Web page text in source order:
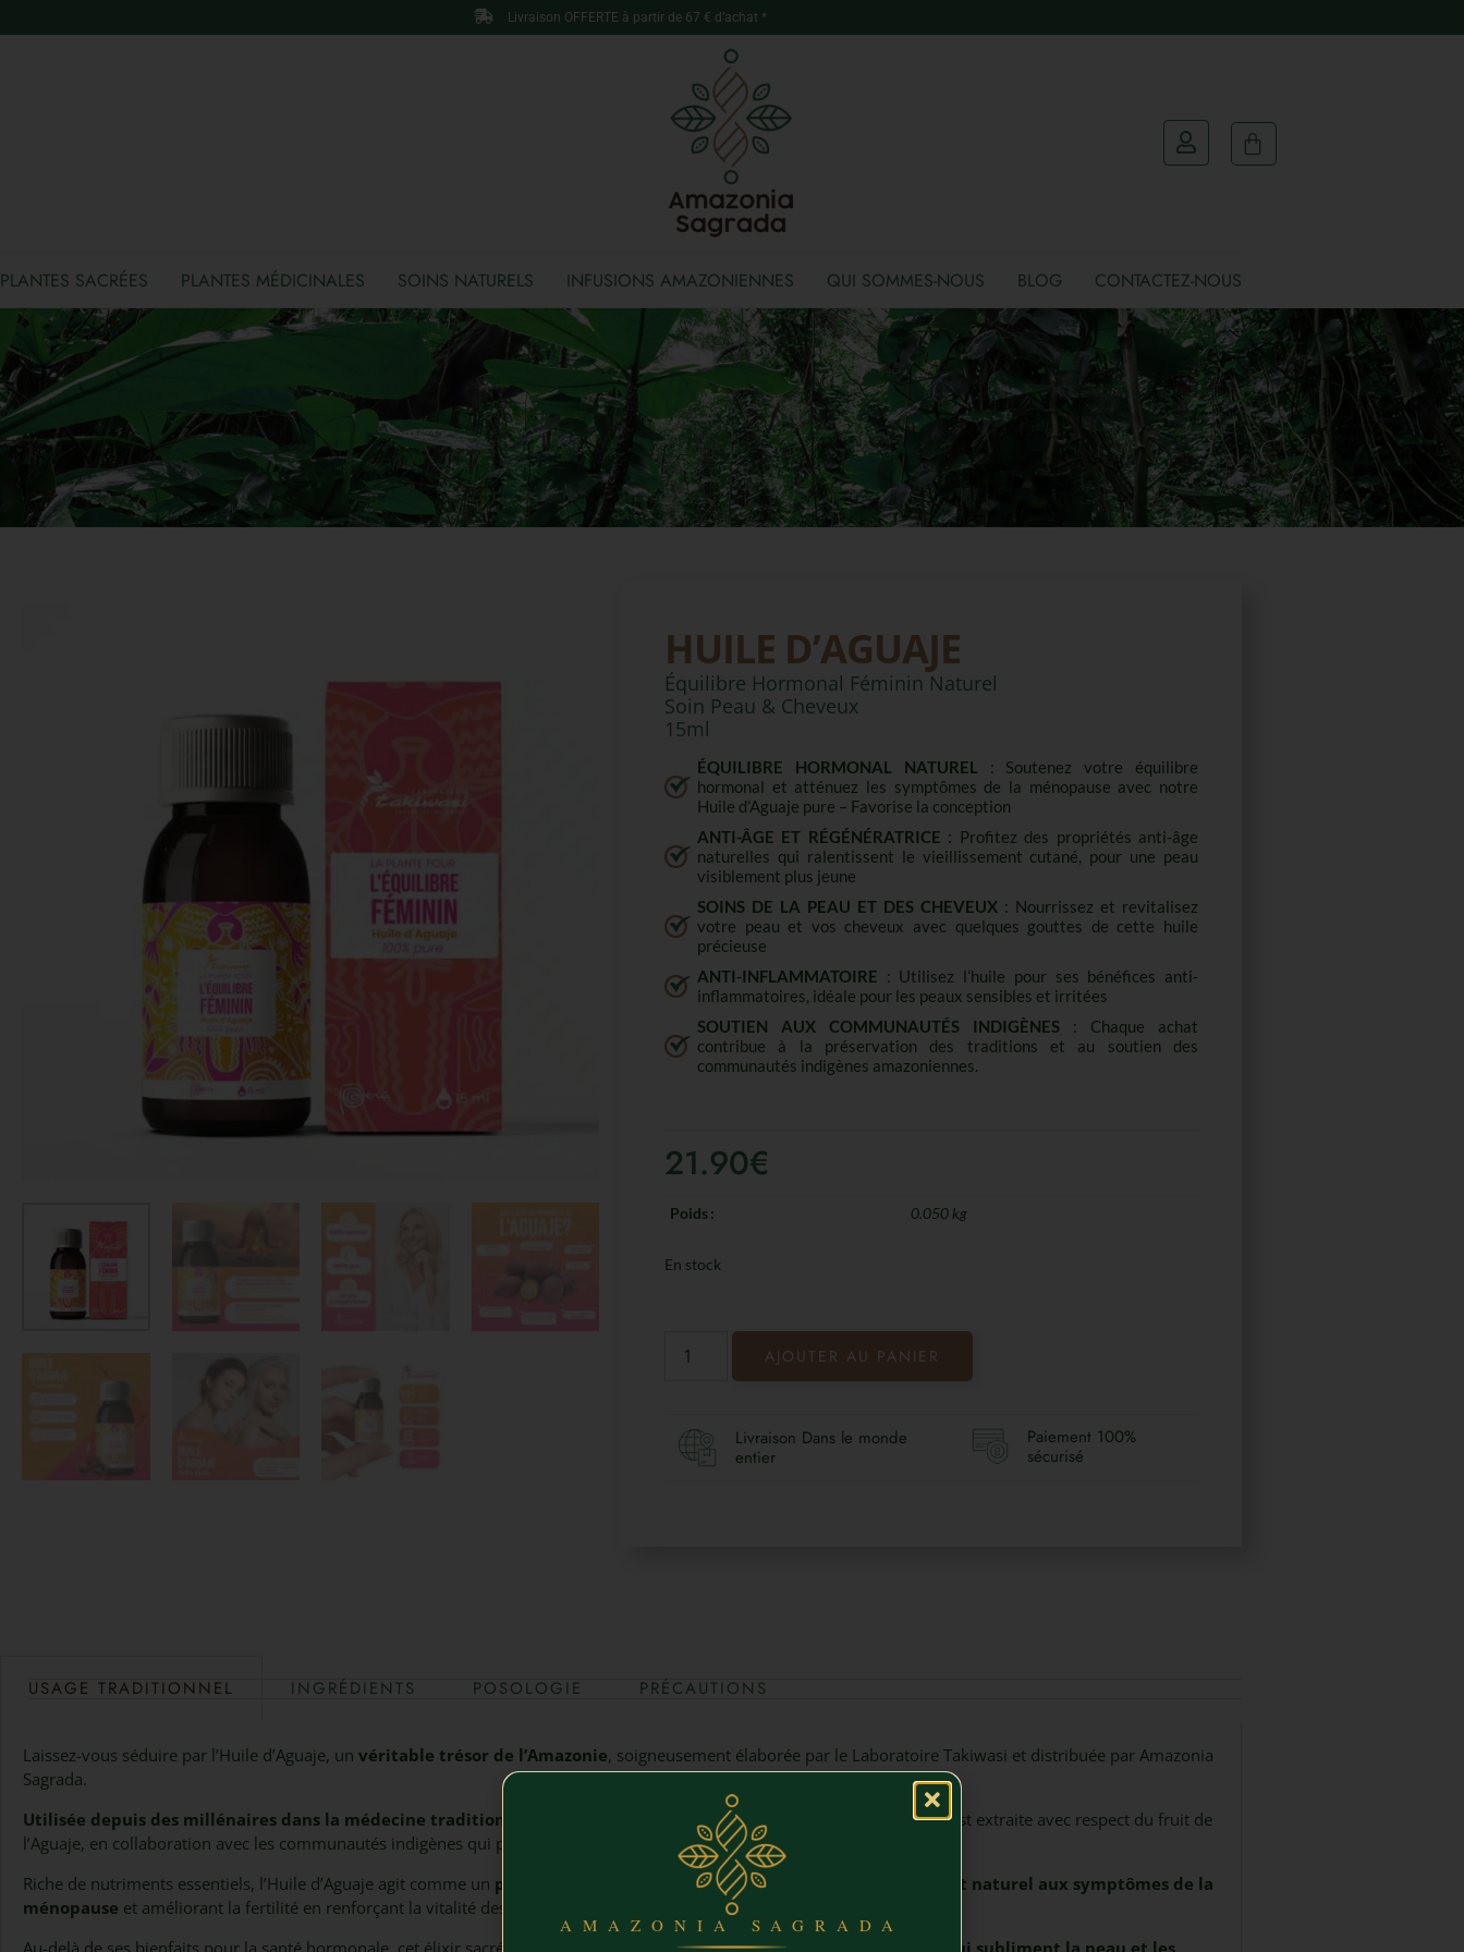
Livraison OFFERTE à partir de 67 € d’achat *
PLANTES SACRÉES PLANTES MÉDICINALES SOINS NATURELS INFUSIONS AMAZONIENNES QUI SOMMES-NOUS BLOG CONTACTEZ-NOUS
HUILE D’AGUAJE
Équilibre Hormonal Féminin Naturel
Soin Peau & Cheveux
15ml
ÉQUILIBRE HORMONAL NATUREL : Soutenez votre équilibre
hormonal et atténuez les symptômes de la ménopause avec notre
Huile d’Aguaje pure – Favorise la conception
ANTI-ÂGE ET RÉGÉNÉRATRICE : Profitez des propriétés anti-âge
naturelles qui ralentissent le vieillissement cutané, pour une peau
visiblement plus jeune
SOINS DE LA PEAU ET DES CHEVEUX : Nourrissez et revitalisez
votre peau et vos cheveux avec quelques gouttes de cette huile
précieuse
ANTI-INFLAMMATOIRE : Utilisez l’huile pour ses bénéfices anti-
inflammatoires, idéale pour les peaux sensibles et irritées
SOUTIEN AUX COMMUNAUTÉS INDIGÈNES : Chaque achat
contribue à la préservation des traditions et au soutien des
communautés indigènes amazoniennes.
21.90€
Poids 0.050 kg
En stock
AJOUTER AU PANIER
Livraison Dans le monde
entier
Paiement 100%
sécurisé
USAGE TRADITIONNEL INGRÉDIENTS POSOLOGIE PRÉCAUTIONS
Laissez-vous séduire par l’Huile d’Aguaje, un véritable trésor de l’Amazonie, soigneusement élaborée par le Laboratoire Takiwasi et distribuée par Amazonia
Sagrada.
Utilisée depuis des millénaires dans la médecine traditionnelle des femmes amazoniennes
, cette huile 100% pure est extraite avec respect du fruit de
l’Aguaje, en collaboration avec les communautés indigènes qui perpétuent des méthodes de récolte ancestrales.
Riche de nutriments essentiels, l’Huile d’Aguaje agit comme un puissant équilibrant hormonal, apportant un
soulagement naturel aux symptômes de la
ménopause et améliorant la fertilité en renforçant la vitalité des spermatozoïdes.
AMAZONIA SAGRADA